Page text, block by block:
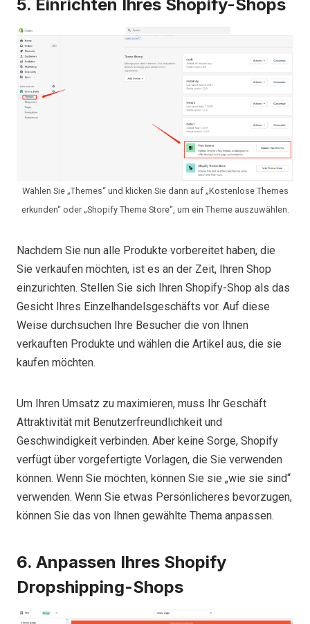
5. Einrichten Ihres Shopify-Shops
Wählen Sie „Themes“ und klicken Sie dann auf „Kostenlose Themes
erkunden“ oder „Shopify Theme Store“, um ein Theme auszuwählen.
Nachdem Sie nun alle Produkte vorbereitet haben, die
Sie verkaufen möchten, ist es an der Zeit, Ihren Shop
einzurichten. Stellen Sie sich Ihren Shopify-Shop als das
Gesicht Ihres Einzelhandelsgeschäfts vor. Auf diese
Weise durchsuchen Ihre Besucher die von Ihnen
verkauften Produkte und wählen die Artikel aus, die sie
kaufen möchten.
Um Ihren Umsatz zu maximieren, muss Ihr Geschäft
Attraktivität mit Benutzerfreundlichkeit und
Geschwindigkeit verbinden. Aber keine Sorge, Shopify
verfügt über vorgefertigte Vorlagen, die Sie verwenden
können. Wenn Sie möchten, können Sie sie „wie sie sind“
verwenden. Wenn Sie etwas Persönlicheres bevorzugen,
können Sie das von Ihnen gewählte Thema anpassen.
6. Anpassen Ihres Shopify
Dropshipping-Shops